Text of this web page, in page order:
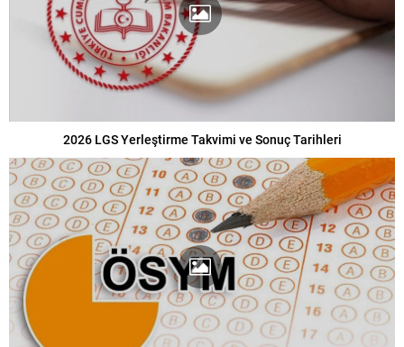
2026 LGS Yerleştirme Takvimi ve Sonuç Tarihleri